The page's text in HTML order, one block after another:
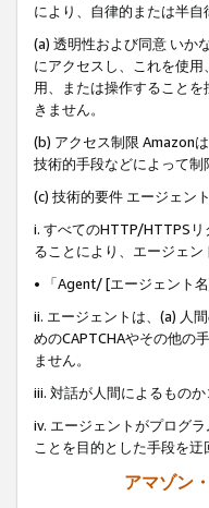
により、自律的または半
(a) 透明性および同意 いか
にアクセスし、これを使
用、または操作すること
きません。
(b) アクセス制限 Amazon
技術的手段などによって制
(c) 技術的要件 エージェン
i. すべてのHTTP/HTTPS
ることにより、エージェン
• 「Agent/ [エージェント
ii. エージェントは、(a) 人
めのCAPTCHAやその他の
ません。
iii. 対話が人間によるもの
iv. エージェントがプログ
ことを目的とした手段を迂
アマゾン